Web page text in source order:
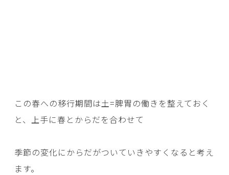
この春への移行期間は土=脾胃の働きを整えておく
と、上手に春とからだを合わせて
季節の変化にからだがついていきやすくなると考え
ます。